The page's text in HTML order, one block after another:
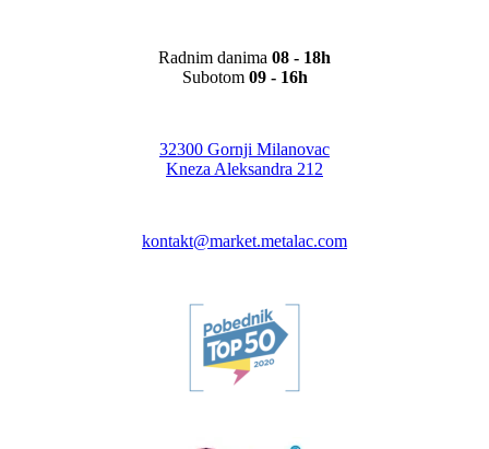
Radnim danima 08 - 18h
Subotom 09 - 16h
32300 Gornji Milanovac
Kneza Aleksandra 212
kontakt@market.metalac.com